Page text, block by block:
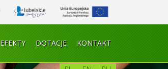
EFEKTY DOTACJE KONTAKT